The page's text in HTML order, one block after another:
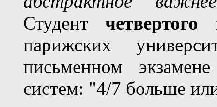
Студентчетвертого
парижских
письменном
систем: "4/7 больше